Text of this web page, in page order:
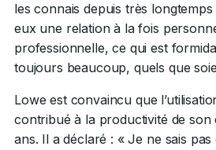
les connais depuis très longtemps
eux une relation à la fois
professionnelle, ce qui est
toujours beaucoup, quels que
Lowe est convaincu que
contribué à la productivité de son
ans. Il a déclaré : « Je ne sais pas